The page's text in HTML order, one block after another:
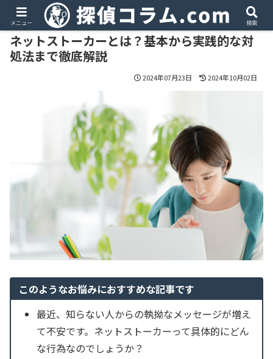
PR
ネットストーカーとは？基本から実践的な対
処法まで徹底解説
2024年07月23日 2024年10月02日
このようなお悩みにおすすめな記事です
最近、知らない人からの執拗なメッセージが増え
て不安です。ネットストーカーって具体的にどん
な行為なのでしょうか？
メニュー 検索